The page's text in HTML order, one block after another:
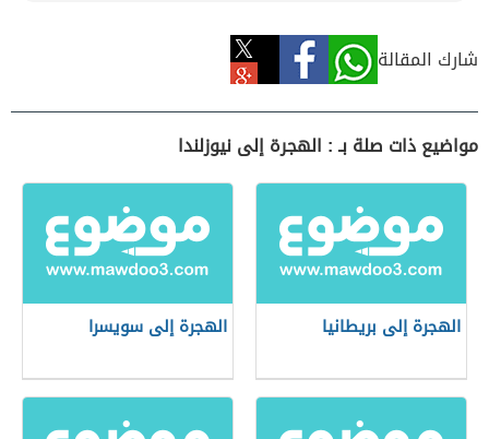
شارك المقالة
مواضيع ذات صلة بـ : الهجرة إلى نيوزلندا
الهجرة إلى بريطانيا الهجرة إلى سويسرا